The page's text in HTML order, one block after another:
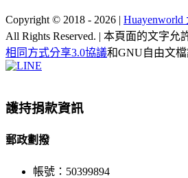
Copyright © 2018 - 2026 |
All Rights Reserved. | 本頁面的文字允
相同方式分享3.0協議和GNU自由文
Facebook
X
WeChat
YouTube
LINE
Bar
Area
護持捐款資訊
郵政劃撥
帳號：50399894